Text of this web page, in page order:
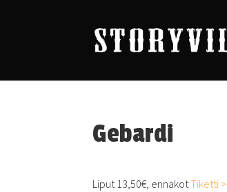
Gebardi
Liput 13,50€, ennakotTiketti >